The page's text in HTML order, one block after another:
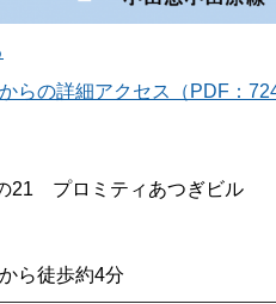
らの詳細アクセス（PDF：
21 プロミティあつぎビル
ら徒歩約4分